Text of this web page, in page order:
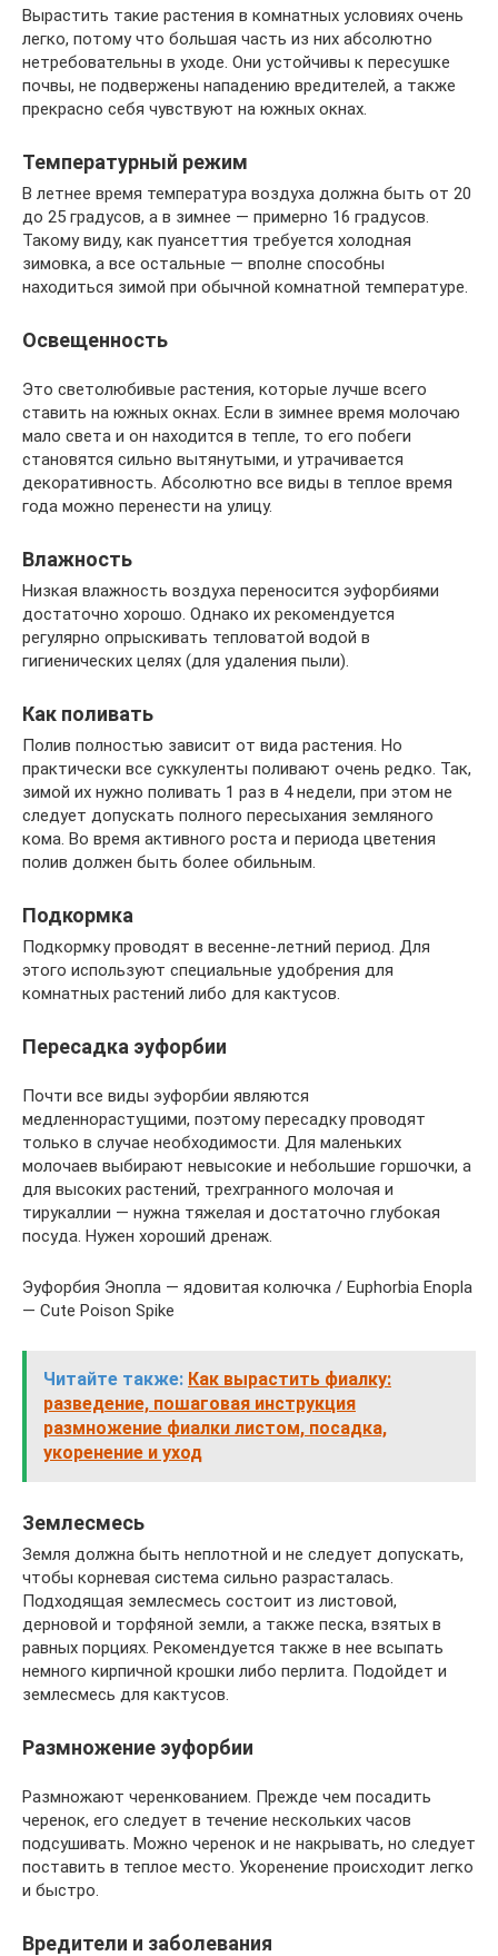
Вырастить такие растения в комнатных условиях очень
легко, потому что большая часть из них абсолютно
нетребовательны в уходе. Они устойчивы к пересушке
почвы, не подвержены нападению вредителей, а также
прекрасно себя чувствуют на южных окнах.
Температурный режим
В летнее время температура воздуха должна быть от 20
до 25 градусов, а в зимнее ― примерно 16 градусов.
Такому виду, как пуансеттия требуется холодная
зимовка, а все остальные ― вполне способны
находиться зимой при обычной комнатной температуре.
Освещенность
Это светолюбивые растения, которые лучше всего
ставить на южных окнах. Если в зимнее время молочаю
мало света и он находится в тепле, то его побеги
становятся сильно вытянутыми, и утрачивается
декоративность. Абсолютно все виды в теплое время
года можно перенести на улицу.
Влажность
Низкая влажность воздуха переносится эуфорбиями
достаточно хорошо. Однако их рекомендуется
регулярно опрыскивать тепловатой водой в
гигиенических целях (для удаления пыли).
Как поливать
Полив полностью зависит от вида растения. Но
практически все суккуленты поливают очень редко. Так,
зимой их нужно поливать 1 раз в 4 недели, при этом не
следует допускать полного пересыхания земляного
кома. Во время активного роста и периода цветения
полив должен быть более обильным.
Подкормка
Подкормку проводят в весенне-летний период. Для
этого используют специальные удобрения для
комнатных растений либо для кактусов.
Пересадка эуфорбии
Почти все виды эуфорбии являются
медленнорастущими, поэтому пересадку проводят
только в случае необходимости. Для маленьких
молочаев выбирают невысокие и небольшие горшочки, а
для высоких растений, трехгранного молочая и
тирукаллии ― нужна тяжелая и достаточно глубокая
посуда. Нужен хороший дренаж.
Эуфорбия Энопла — ядовитая колючка / Euphorbia Enopla
— Cute Poison Spike
Читайте также: Как вырастить фиалку:
разведение, пошаговая инструкция
размножение фиалки листом, посадка,
укоренение и уход
Землесмесь
Земля должна быть неплотной и не следует допускать,
чтобы корневая система сильно разрасталась.
Подходящая землесмесь состоит из листовой,
дерновой и торфяной земли, а также песка, взятых в
равных порциях. Рекомендуется также в нее всыпать
немного кирпичной крошки либо перлита. Подойдет и
землесмесь для кактусов.
Размножение эуфорбии
Размножают черенкованием. Прежде чем посадить
черенок, его следует в течение нескольких часов
подсушивать. Можно черенок и не накрывать, но следует
поставить в теплое место. Укоренение происходит легко
и быстро.
Вредители и заболевания